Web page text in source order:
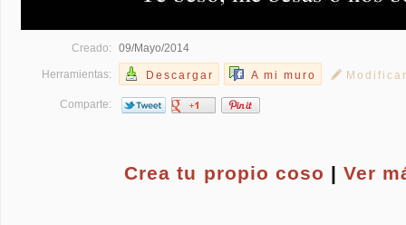
Creado: 09/Mayo/2014
Herramientas: Descargar A mi muro
Comparte:
Crea tu propio coso |Ver